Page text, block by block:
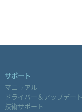
サポート
マニュアル
ドライバー＆アップデート
技術サポート